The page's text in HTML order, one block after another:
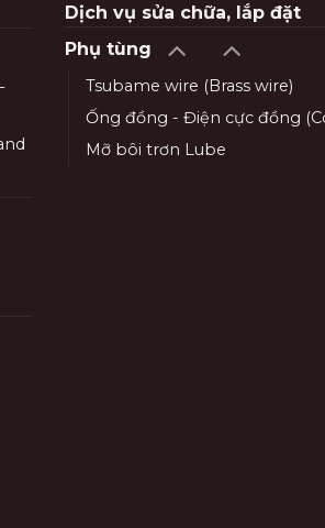
Dịch vụ sửa chữa, lắp đặt
Phụ tùng
Tsubame wire (Brass wire)
Ống đồng - Điện cực đồng
Mỡ bôi trơn Lube